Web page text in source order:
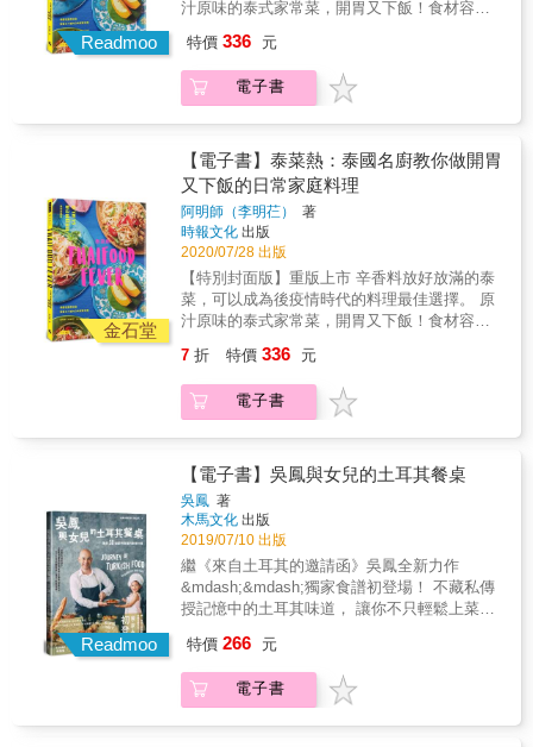
得柔軟，能為魚肉去除腥味， 從裡到外也都充
滿了營養，絕對能讓您變得美麗又健康！ 好處
吧！ ◎樣樣都厲害！15道鹽漬檸檬的效果
01讓肉品變得柔軟 02去除魚腥味 03賦予料理
清新的滋味 04日式、西式與中式，無一不適合
05輕鬆地讓香氣與美味升級 06可預防蔬菜變色
07可殺菌與防腐 08可用來製作點心 09檸檬整
顆都有營養 10有助疲勞恢復與解毒 11有助預防
代謝症候群 12有利糖分代謝 13富含維他命C
14清幽的香氣令人放鬆 15有了酸味就能少放鹽
◎兼顧美麗與健康的強心針！檸檬的6大營養素
1.維他命C&& & 維他命C能抑制皺紋與黑色素
的形成。而且，能讓肌膚維持Q彈的膠原蛋白也
需要維他命C才能合成。此外，維他命C還擁有
收，也能預防貧血。由於是水溶性的物質，希
望大家都能每天持續地吸收喔！ 2.檸檬酸 能抑
制疲勞物質──乳酸的形成，對解除疲勞非常有
幫助，同時也具備促進鈣質這類礦物質吸收的
清澈、紓解手腳冰冷的功效，也能促進唾液與
胃液分泌，產生增進食慾的效果。 3.檸檬多酚
檸檬皮富含類黃酮（多酚化合物的一種），而
這項物質又含有檸檬多酚，能有效防止氧化與
抗老，更能抑制脂肪屯積。同時有研究指出，
檸檬多酚能有效預防生活習慣病。 4.檸檬黃素
檸檬黃素（Hesperidin）與檸檬多酚一樣，都是
儲存於檸檬外皮的多酚化合物，同樣擁有顯著
的抗氧化效果，也能讓微血管變得強韌與改善
敏反應引起的發炎現象也能有所抑制，被認為
能有效預防花粉症的發作。 5.果膠 果膠
（Pectin）是一種水溶性的膳食纖維，能預防
Readmoo
汁原味的泰式家常菜，開胃又下飯！食材容易
桌好料輕鬆上菜。 【特別封面設計概念】 這是
一本充滿熱帶氣氛的食譜，PVC的書衣象徵著
泰式獨有的人工感，印上代表泰國的明亮色
與熱情樂天的性格。 為什麼要吃泰國菜？ 金錢
蝦餅、青木瓜沙拉、打拋豬、酸辣蝦湯、芒果
甜糯米等耳熟能詳的經典泰式料理，阿明師全
都不藏私地詳細傳授最純粹的作法。無論是那
些泰國人每天吃的食物，或台灣人不是太熟悉
的料理，泰北涼拌花枝、魚餅、泰式乾拌麵、
豬肉丸子醃菜湯、香蘭葉醬吐司等，本書也一
一收錄，人人在家都能做出泰國家常味。 來自
泰國的阿明師，來台多年，對泰國人和台灣人
的飲食習慣及味蕾瞭若指掌，做出來的泰國菜
甜鹹不會缺，香料食材比例也拿捏得宜，讓你
能夠輕易接受泰式味道，甚至透過本書的料
理，漫遊美食遍地的神祕暹羅。 阿明師於本書
到的食材，精準教會你最簡易的作法，自在隨
性做出與泰國美味。 本書特色 ＊口味絕對道
地，為台灣人量身打造的調味程度。 ＊食譜的
每一項材料都是台灣可以取得的食材。 ＊作法
彈性，依照自己的喜好製作，短時間上菜沒問
題。 ＊泰國菜也能當成常備菜，一次做好，隨
時取用超方便。 ＊每一道菜清楚的背景說明，
特價 336 元
電子書
金石堂
【電子書】泰菜熱：泰國名廚教你做開胃
又下飯的日常家庭料理
阿明師（李明芢）
著
時報文化 出版
2020/07/28 出版
【特別封面版】重版上市 辛香料放好放滿的泰
菜，可以成為後疫情時代的料理最佳選擇。 原
汁原味的泰式家常菜，開胃又下飯！食材容易
桌好料輕鬆上菜。 【特別封面設計概念】 這是
一本充滿熱帶氣氛的食譜，PVC的書衣象徵著
泰式獨有的人工感，印上代表泰國的明亮色
與熱情樂天的性格。 為什麼要吃泰國菜？ 金錢
蝦餅、青木瓜沙拉、打拋豬、酸辣蝦湯、芒果
甜糯米等耳熟能詳的經典泰式料理，阿明師全
都不藏私地詳細傳授最純粹的作法。無論是那
些泰國人每天吃的食物，或台灣人不是太熟悉
的料理，泰北涼拌花枝、魚餅、泰式乾拌麵、
豬肉丸子醃菜湯、香蘭葉醬吐司等，本書也一
一收錄，人人在家都能做出泰國家常味。 來自
泰國的阿明師，來台多年，對泰國人和台灣人
不僅道地，又符合台灣人的口味，該有的酸辣
甜鹹不會缺，香料食材比例也拿捏得宜，讓你
能夠輕易接受泰式味道，甚至透過本書的料
7 折 特價 336 元
電子書
Readmoo
【電子書】吳鳳與女兒的土耳其餐桌
吳鳳 著
木馬文化 出版
2019/07/10 出版
繼《來自土耳其的邀請函》吳鳳全新力作
&mdash;&mdash;獨家食譜初登場！ 不藏私傳
授記憶中的土耳其味道， 讓你不只輕鬆上菜，
&mdash;Esat &Ouml;zata、電視主廚
&mdash;Soac索艾克、生活美食家&mdash;韓
良憶 熱情推薦！ 來自土耳其的吳鳳，將童年充
特價 266 元
電子書